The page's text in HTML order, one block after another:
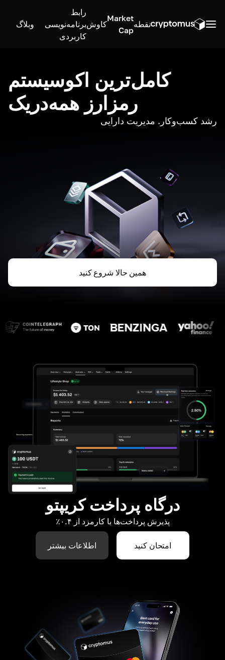
نقطه
Market
Cap
کاوش
رابط
برنامه‌نویسی
کاربردی
وبلاگ
کامل‌ترین اکوسیستم
رمزارز همه‌در‌یک
رشد کسب‌وکار. مدیریت دارایی
همین حالا شروع کنید
درگاه پرداخت کریپتو
پذیرش پرداخت‌ها با کارمزد از ۰.۴٪
امتحان کنید اطلاعات بیشتر